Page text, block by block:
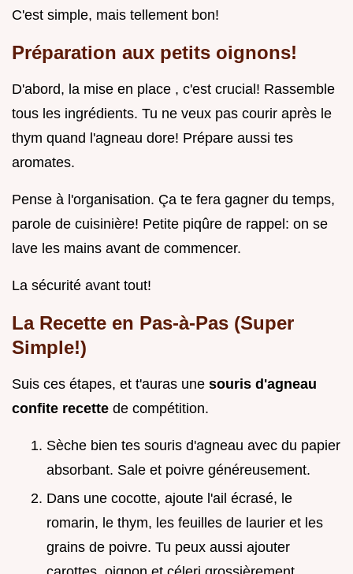
C'est simple, mais tellement bon!
Préparation aux petits oignons!
D'abord, la mise en place , c'est crucial! Rassemble
tous les ingrédients. Tu ne veux pas courir après le
thym quand l'agneau dore! Prépare aussi tes
aromates.
Pense à l'organisation. Ça te fera gagner du temps,
parole de cuisinière! Petite piqûre de rappel: on se
lave les mains avant de commencer.
La sécurité avant tout!
La Recette en Pas-à-Pas (Super
Simple!)
Suis ces étapes, et t'auras une souris d'agneau
confite recette de compétition.
Sèche bien tes souris d'agneau avec du papier
absorbant. Sale et poivre généreusement.
Dans une cocotte, ajoute l'ail écrasé, le
romarin, le thym, les feuilles de laurier et les
grains de poivre. Tu peux aussi ajouter